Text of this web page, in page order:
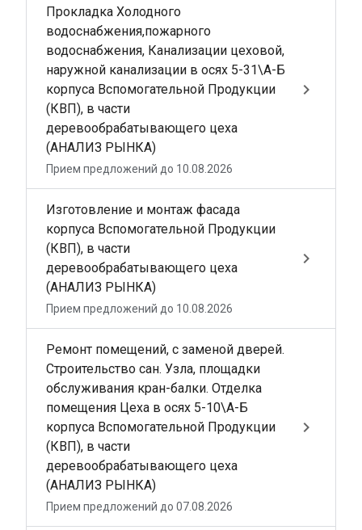
Прокладка Холодного
водоснабжения,пожарного
водоснабжения, Канализации цеховой,
наружной канализации в осях 5-31\А-Б
корпуса Вспомогательной Продукции
(КВП), в части
деревообрабатывающего цеха
(АНАЛИЗ РЫНКА)
Прием предложений до 10.08.2026
keyboard_arrow_right
Изготовление и монтаж фасада
корпуса Вспомогательной Продукции
(КВП), в части
деревообрабатывающего цеха
(АНАЛИЗ РЫНКА)
Прием предложений до 10.08.2026
keyboard_arrow_right
Ремонт помещений, с заменой дверей.
Строительство сан. Узла, площадки
обслуживания кран-балки. Отделка
помещения Цеха в осях 5-10\А-Б
корпуса Вспомогательной Продукции
(КВП), в части
деревообрабатывающего цеха
(АНАЛИЗ РЫНКА)
Прием предложений до 07.08.2026
keyboard_arrow_right